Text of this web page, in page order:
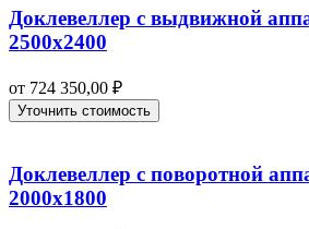
Доклевеллер с выдвижной
2500х2400
от 724 350,00 ₽
Уточнить стоимость
Доклевеллер с поворотной
2000х1800